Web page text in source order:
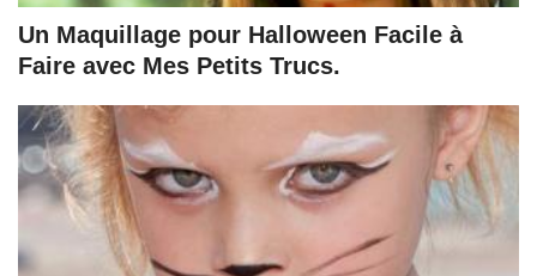
Un Maquillage pour Halloween Facile à
Faire avec Mes Petits Trucs.